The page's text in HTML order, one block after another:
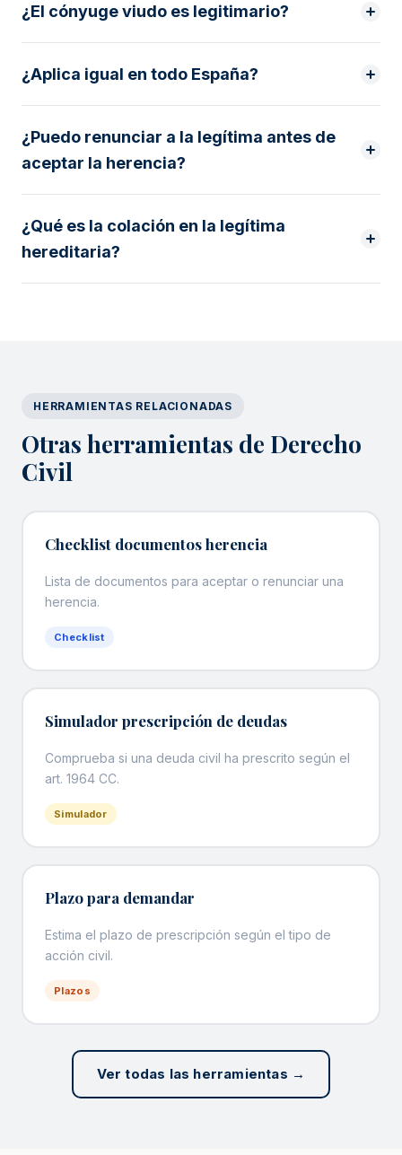
¿El cónyuge viudo es legitimario?
¿Aplica igual en todo España?
¿Puedo renunciar a la legítima antes de
aceptar la herencia?
¿Qué es la colación en la legítima
hereditaria?
HERRAMIENTAS RELACIONADAS
Otras herramientas de Derecho
Civil
Checklist documentos herencia
Lista de documentos para aceptar o renunciar una
herencia.
Checklist
Simulador prescripción de deudas
Comprueba si una deuda civil ha prescrito según el
art. 1964 CC.
Simulador
Plazo para demandar
Estima el plazo de prescripción según el tipo de
acción civil.
Plazos
Ver todas las herramientas →